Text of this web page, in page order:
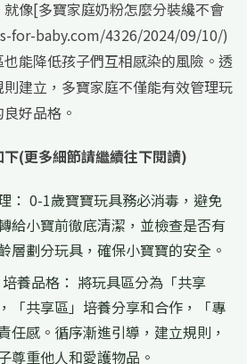
像[多寶家庭奶粉怎麼分裝纔不會
for-baby.com/4326/2024/09/10/)
能降低孩子們互相感染的風險。透
建立，多寶家庭不僅能有效管理玩
好品格。
(更多細節請繼續往下閱讀)
： 0-1歲寶寶玩具務必消毒，避免
給小寶前徹底清潔，並檢查是否有
層劃分玩具，確保小寶寶的安全。
養品格： 將玩具區分為「共享
「共享區」培養分享和合作，「專
任感。循序漸進引導，建立規則，
尊重他人和愛護物品。